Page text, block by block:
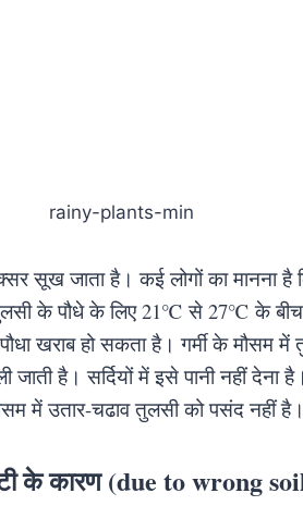
सूख जाता है। कई लोगों का मानना है कि
के पौधे के लिए 21℃ से 27℃ के बीच
खराब हो सकता है। गर्मी के मौसम
है। सर्दियों में इसे पानी नहीं देना
में उतार-चढाव तुलसी को पसंद नहीं है।
के कारण (due to wrong